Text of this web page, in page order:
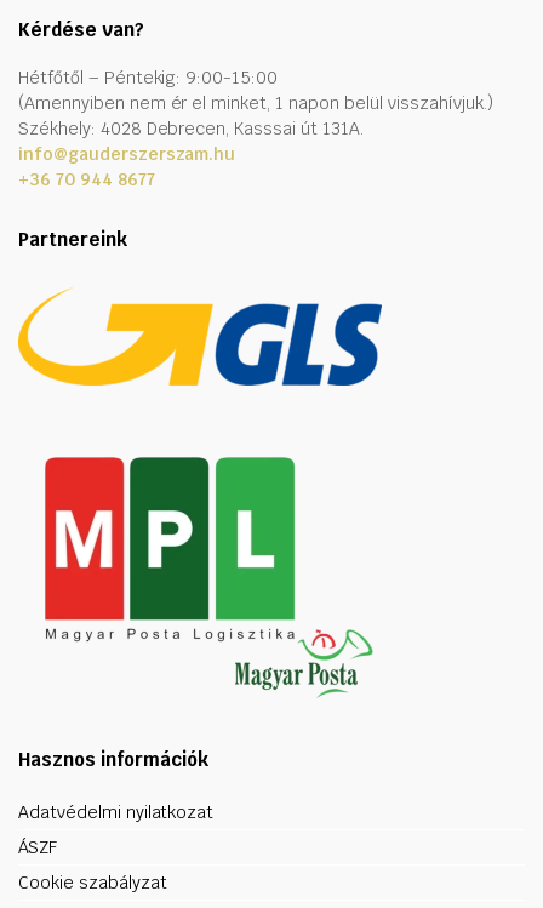
Kérdése van?
Hétfőtől – Péntekig: 9:00-15:00
(Amennyiben nem ér el minket, 1 napon belül visszahívjuk.)
Székhely: 4028 Debrecen, Kasssai út 131A.
info@gauderszerszam.hu
+36 70 944 8677
Partnereink
Hasznos információk
Adatvédelmi nyilatkozat
ÁSZF
Cookie szabályzat